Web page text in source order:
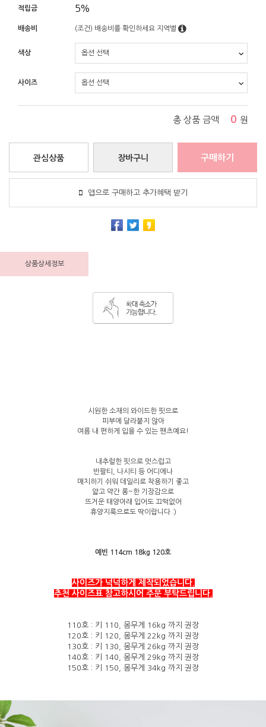
적립금 5%
배송비 (조건) 배송비를 확인하세요 지역별
색상
사이즈
총 상품 금액 0 원
장바구니
관심상품 구매하기
앱으로 구매하고 추가혜택 받기
상품상세정보
시원한 소재의 와이드한 핏으로
피부에 달라붙지 않아
여름 내 편하게 입을 수 있는 팬츠예요!
내추럴한 핏으로 멋스럽고
반팔티, 나시티 등 어디에나
매치하기 쉬워 데일리로 착용하기 좋고
얇고 약간 롱~한 기장감으로
뜨거운 태양아래 입어도 끄떡없어
휴양지룩으로도 딱이랍니다 :)
예빈 114cm 18kg 120호
사이즈가 넉넉하게 제작되었습니다.
추천 사이즈표 참고하시어 주문 부탁드립니다.
110호 : 키 110, 몸무게 16kg 까지 권장
120호 : 키 120, 몸무게 22kg 까지 권장
130호 : 키 130, 몸무게 26kg 까지 권장
140호 : 키 140, 몸무게 29kg 까지 권장
150호 : 키 150, 몸무게 34kg 까지 권장